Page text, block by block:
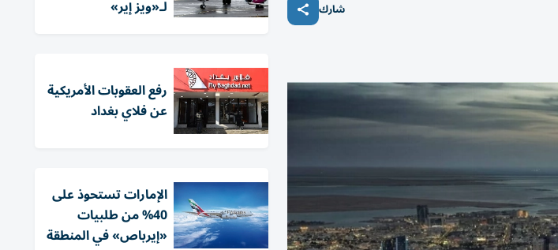
شارك لـ«ويز إير»
رفع العقوبات الأمريكية
عن فلاي بغداد
الإمارات تستحوذ على
40% من طلبيات
«إيرباص» في المنطقة